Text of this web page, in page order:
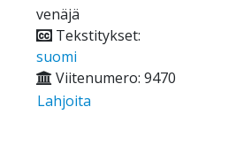
venäjä
Tekstitykset:
suomi
Viitenumero: 9470
Lahjoita